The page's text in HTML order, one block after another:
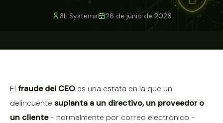
3L Systems 26 de junio de 2026
Contenido del artículo
El fraude del CEO es una estafa en la que un
delincuente suplanta a un directivo, un proveedor o
un cliente- normalmente por correo electrónico -